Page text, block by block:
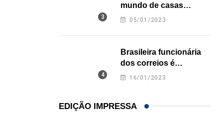
mundo de casas
impressas em 3D é
05/01/2023
Brasileira funcionária
dos correios é
assassinada a facadas
16/01/2023
EDIÇÃO IMPRESSA